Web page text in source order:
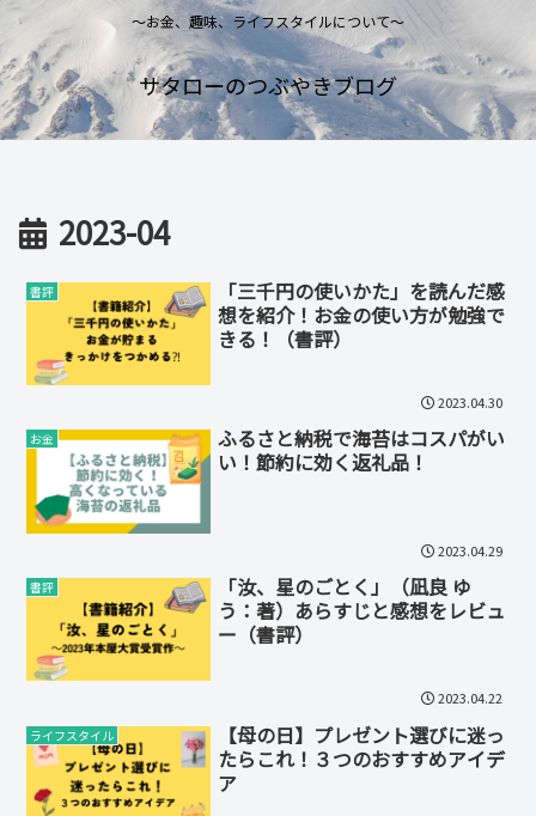
～お金、趣味、ライフスタイルについて～
サタローのつぶやきブログ
2023-04
書評
「三千円の使いかた」を読んだ感
想を紹介！お金の使い方が勉強で
きる！（書評）
2023.04.30
お金
ふるさと納税で海苔はコスパがい
い！節約に効く返礼品！
2023.04.29
書評
「汝、星のごとく」（凪良 ゆ
う：著）あらすじと感想をレビュ
ー（書評）
2023.04.22
ライフスタイル
【母の日】プレゼント選びに迷っ
たらこれ！３つのおすすめアイデ
ア